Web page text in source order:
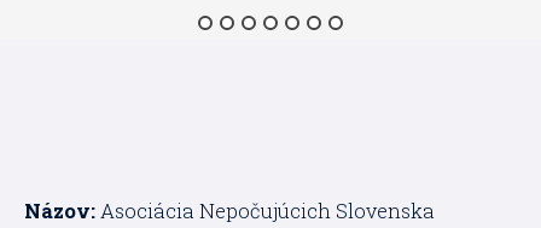
Názov: Asociácia Nepočujúcich Slovenska